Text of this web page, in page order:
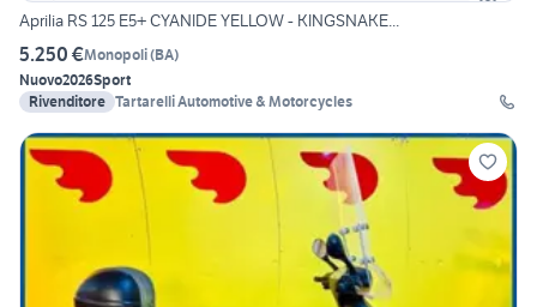
Aprilia RS 125 E5+ CYANIDE YELLOW - KINGSNAKE...
5.250 €Monopoli(BA)
Nuovo2026Sport
Rivenditore Tartarelli Automotive & Motorcycles